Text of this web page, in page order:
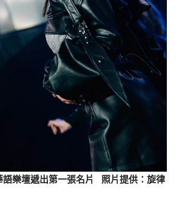
語樂壇遞出第一張名片 照片提供：旋律